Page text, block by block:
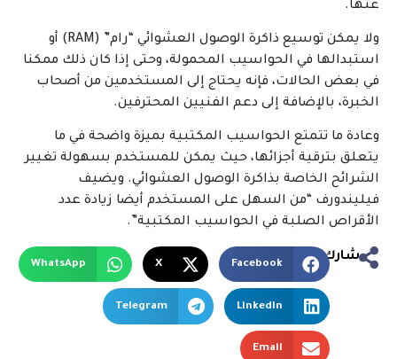
عنها.
ولا يمكن توسيع ذاكرة الوصول العشوائي “رام” (RAM) أو
استبدالها في الحواسيب المحمولة، وحتى إذا كان ذلك ممكنا
في بعض الحالات، فإنه يحتاج إلى المستخدمين من أصحاب
الخبرة، بالإضافة إلى دعم الفنيين المحترفين.
وعادة ما تتمتع الحواسيب المكتبية بميزة واضحة في ما
يتعلق بترقية أجزائها، حيث يمكن للمستخدم بسهولة تغيير
الشرائح الخاصة بذاكرة الوصول العشوائي. ويضيف
فيليندورف “من السهل على المستخدم أيضا زيادة عدد
الأقراص الصلبة في الحواسيب المكتبية”.
شارك
Facebook
X
WhatsApp
LinkedIn
Telegram
Email